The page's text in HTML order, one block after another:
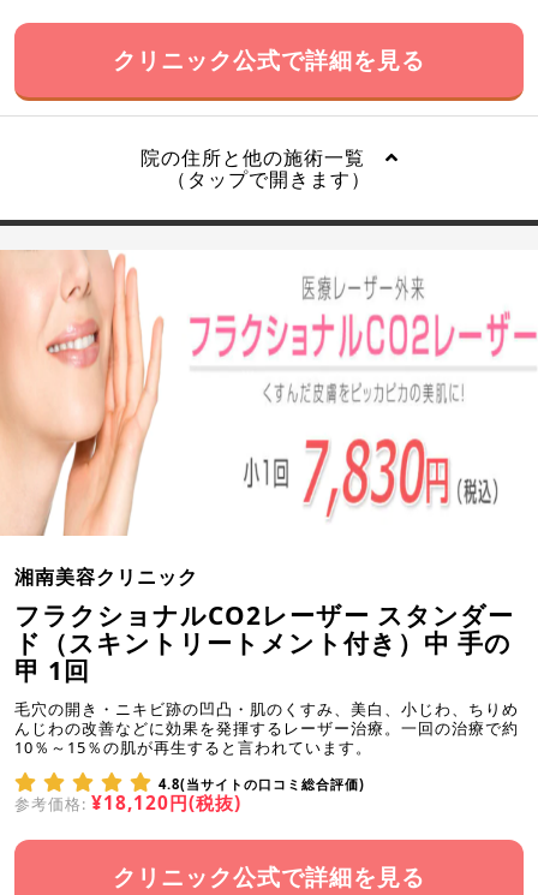
クリニック公式で詳細を見る
院の住所と他の施術一覧
（タップで開きます）
湘南美容クリニック
フラクショナルCO2レーザー スタンダー
ド（スキントリートメント付き）中 手の
甲 1回
毛穴の開き・ニキビ跡の凹凸・肌のくすみ、美白、小じわ、ちりめ
んじわの改善などに効果を発揮するレーザー治療。一回の治療で約
10％～15％の肌が再生すると言われています。
4.8(当サイトの口コミ総合評価)
参考価格: ¥18,120円(税抜)
クリニック公式で詳細を見る